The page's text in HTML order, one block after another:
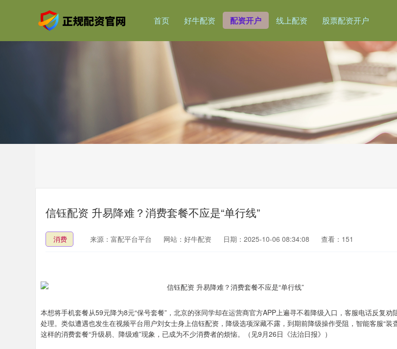
首页 好牛配资 配资开户 线上配资 股票配资开户
信钰配资 升易降难？消费套餐不应是“单行线”
消费 来源：富配平台平台 网站：好牛配资 日期：2025-10-06 08:34:08 查看：151
本想将手机套餐从59元降为8元“保号套餐”，北京的张同学却在运营商官方APP上遍寻不着降级入口，客服电话反复劝
处理。类似遭遇也发生在视频平台用户刘女士身上信钰配资，降级选项深藏不露，到期前降级操作受阻，智能客服“装聋
这样的消费套餐“升级易、降级难”现象，已成为不少消费者的烦恼。（见9月26日《法治日报》）